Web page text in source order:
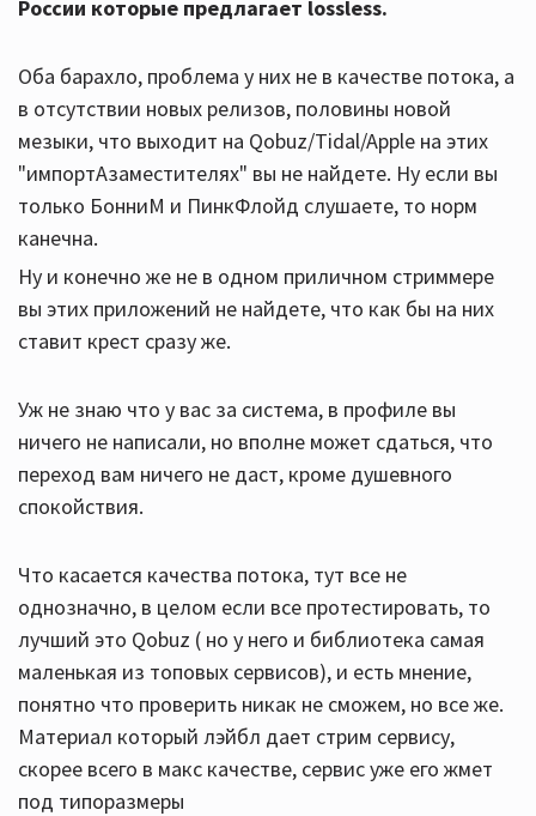
России которые предлагает lossless.
Оба барахло, проблема у них не в качестве потока, а
в отсутствии новых релизов, половины новой
мeзыки, что выходит на Qobuz/Tidal/Apple на этих
"импортАзаместителях" вы не найдете. Ну если вы
только БонниМ и ПинкФлойд слушаете, то норм
канечна.
Ну и конечно же не в одном приличном стриммере
вы этих приложений не найдете, что как бы на них
ставит крест сразу же.
Уж не знаю что у вас за система, в профиле вы
ничего не написали, но вполне может сдаться, что
переход вам ничего не даст, кроме душевного
спокойствия.
Что касается качества потока, тут все не
однозначно, в целом если все протестировать, то
лучший это Qobuz ( но у него и библиотека самая
маленькая из топовых сервисов), и есть мнение,
понятно что проверить никак не сможем, но все же.
Материал который лэйбл дает стрим сервису,
скорее всего в макс качестве, сервис уже его жмет
под типоразмеры